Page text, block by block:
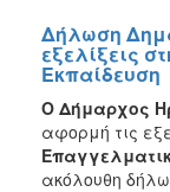
Δήλωση
εξελίξεις
Εκπαίδευση
Ο Δήμαρχος
αφορμή τις
ακόλουθη